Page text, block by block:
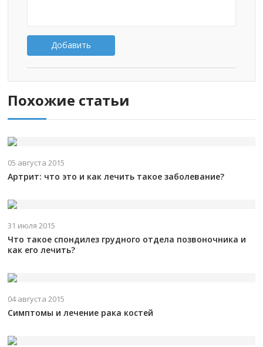
Добавить
Похожие статьи
05 августа 2015
Артрит: что это и как лечить такое заболевание?
31 июля 2015
Что такое спондилез грудного отдела позвоночника и
как его лечить?
04 августа 2015
Симптомы и лечение рака костей